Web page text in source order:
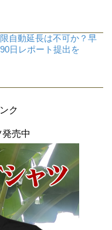
自動延長は不可か？早
日レポート提出を
ク
売中